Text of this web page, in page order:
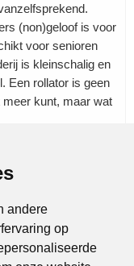
andere
op
(non)geloof is voor
voor senioren
is kleinschalig en
Een rollator is geen
meer kunt, maar wat
|